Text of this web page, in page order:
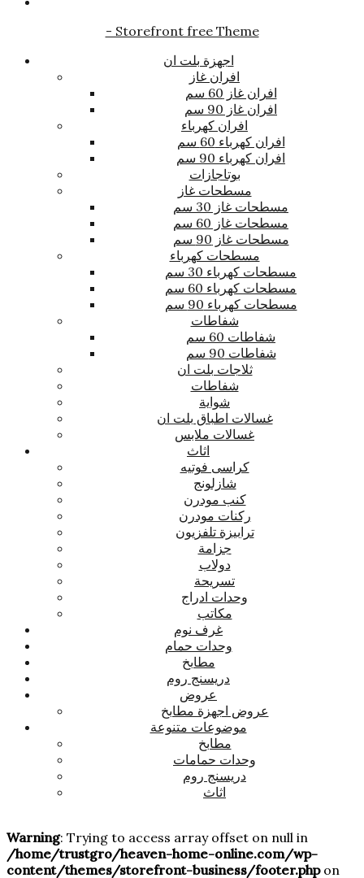
- Storefront free Theme
اجهزة بلت ان
افران غاز
افران غاز 60 سم
افران غاز 90 سم
افران كهرباء
افران كهرباء 60 سم
افران كهرباء 90 سم
بوتاجازات
مسطحات غاز
مسطحات غاز 30 سم
مسطحات غاز 60 سم
مسطحات غاز 90 سم
مسطحات كهرباء
مسطحات كهرباء 30 سم
مسطحات كهرباء 60 سم
مسطحات كهرباء 90 سم
شفاطات
شفاطات 60 سم
شفاطات 90 سم
ثلاجات بلت ان
شفاطات
شواية
غسالات اطباق بلت ان
غسالات ملابس
اثاث
كراسى فوتيه
شازلونج
كنب مودرن
ركنات مودرن
ترابيزة تلفزيون
جزامة
دولاب
تسريحة
وحدات ادراج
مكاتب
غرف نوم
وحدات حمام
مطابخ
دريسنج روم
عروض
عروض اجهزة مطابخ
موضوعات متنوعة
مطابخ
وحدات حمامات
دريسنج روم
اثاث
Warning: Trying to access array offset on null in
/home/trustgro/heaven-home-online.com/wp-
content/themes/storefront-business/footer.phpon